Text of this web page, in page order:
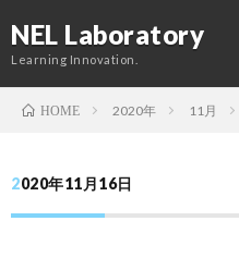
NEL Laboratory
Learning Innovation.
HOME 2020年 11月
2020年11月16日